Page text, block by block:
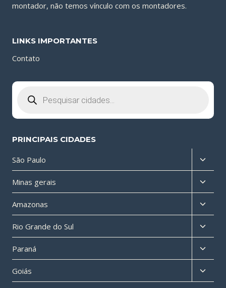
montador, não temos vínculo com os montadores.
LINKS IMPORTANTES
Contato
produtos
PRINCIPAIS CIDADES
São Paulo
menu
filho
Minas gerais
menu
filho
Amazonas
menu
filho
Rio Grande do Sul
menu
filho
Paraná
menu
filho
Goiás
menu